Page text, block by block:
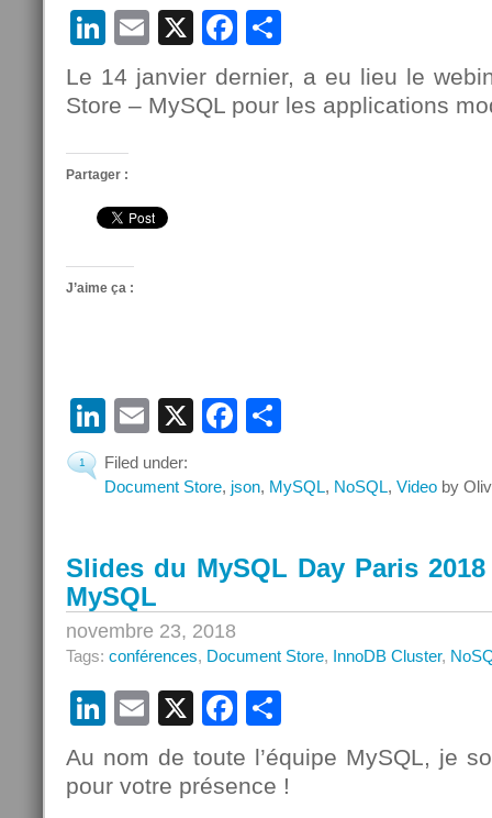
LinkedIn
Email
X Facebook
Le 14 janvier dernier, a eu lieu le
Store – MySQL pour les applications
Partager :
J’aime ça :
LinkedIn
Email
X Facebook
1
Filed under:
Document Store, json, MySQL, NoSQL, Video by
Slides du MySQL Day Paris
MySQL
novembre 23, 2018
Tags: conférences, Document Store, InnoDB Cluster,
LinkedIn
Email
X Facebook
Au nom de toute l’équipe MySQL, je
pour votre présence !